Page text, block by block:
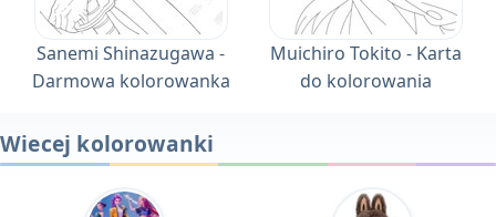
Sanemi Shinazugawa -
Darmowa kolorowanka
Muichiro Tokito - Karta
do kolorowania
Wiecej kolorowanki